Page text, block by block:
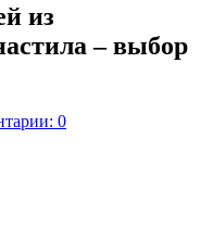
из
– выбор
0